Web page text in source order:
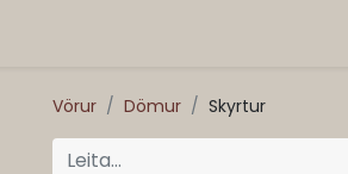
Vörur Dömur Skyrtur